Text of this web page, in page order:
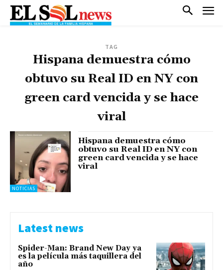
TAG
Hispana demuestra cómo
obtuvo su Real ID en NY con
green card vencida y se hace
viral
NOTICIAS
Hispana demuestra cómo
obtuvo su Real ID en NY con
green card vencida y se hace
viral
Latest news
Spider-Man: Brand New Day ya
es la película más taquillera del
año